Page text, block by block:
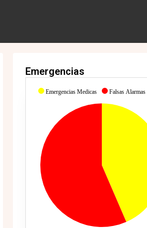
Emergencias
Emergencias Medicas Falsas Alarmas